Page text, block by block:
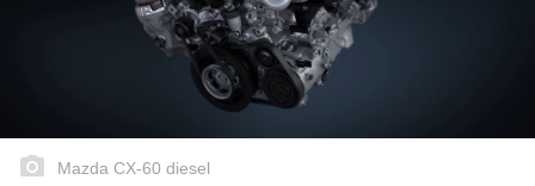
Mazda CX-60 diesel